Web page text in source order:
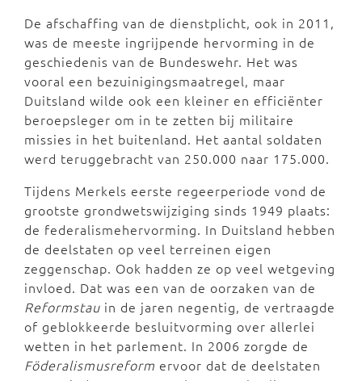
De afschaffing van de dienstplicht, ook in 2011,
was de meeste ingrijpende hervorming in de
geschiedenis van de Bundeswehr. Het was
vooral een bezuinigingsmaatregel, maar
Duitsland wilde ook een kleiner en efficiënter
beroepsleger om in te zetten bij militaire
missies in het buitenland. Het aantal soldaten
werd teruggebracht van 250.000 naar 175.000.
Tijdens Merkels eerste regeerperiode vond de
grootste grondwetswijziging sinds 1949 plaats:
de federalismehervorming. In Duitsland hebben
de deelstaten op veel terreinen eigen
zeggenschap. Ook hadden ze op veel wetgeving
invloed. Dat was een van de oorzaken van de
Reformstau in de jaren negentig, de vertraagde
of geblokkeerde besluitvorming over allerlei
wetten in het parlement. In 2006 zorgde de
Föderalismusreform ervoor dat de deelstaten